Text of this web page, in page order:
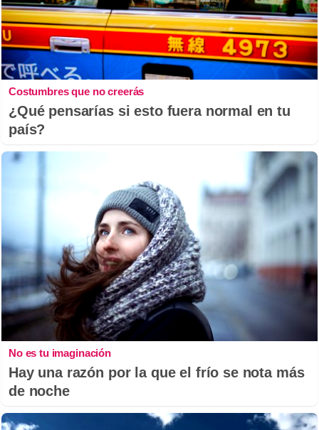
Costumbres que no creerás
¿Qué pensarías si esto fuera normal en tu
país?
No es tu imaginación
Hay una razón por la que el frío se nota más
de noche